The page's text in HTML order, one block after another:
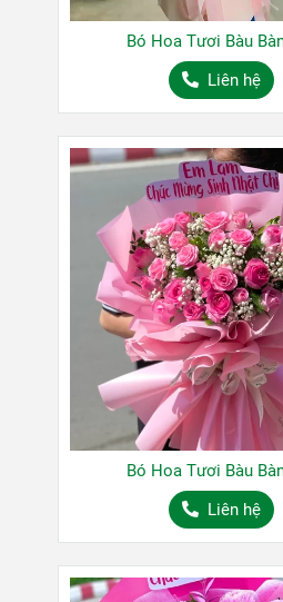
Bó Hoa Tươi Bàu
Liên hệ
Bó Hoa Tươi Bàu
Liên hệ